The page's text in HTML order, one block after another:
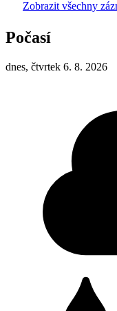
Zobrazit všechny
Počasí
dnes, čtvrtek 6. 8. 2026